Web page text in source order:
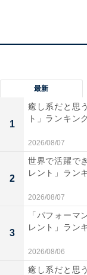
第2位：チョ
最新
1
癒し系だと思
ト」ランキン
2026/08/07
2
世界で活躍で
レント」ラン
2026/08/07
3
「パフォーマ
レント」ラン
2026/08/06
癒し系だと思